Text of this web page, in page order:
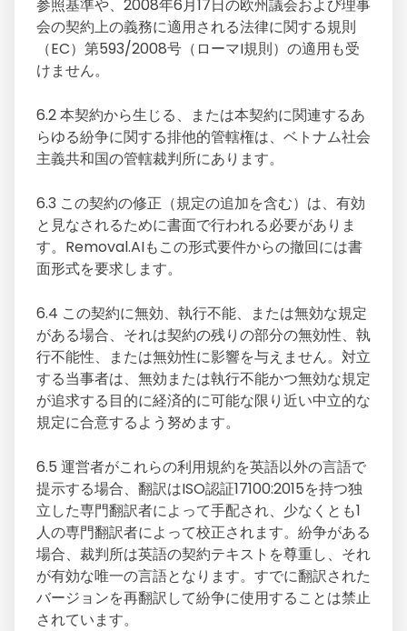
参照基準や、2008年6月17日の欧州議会および理事
会の契約上の義務に適用される法律に関する規則
（EC）第593/2008号（ローマI規則）の適用も受
けません。
6.2 本契約から生じる、または本契約に関連するあ
らゆる紛争に関する排他的管轄権は、ベトナム社会
主義共和国の管轄裁判所にあります。
6.3 この契約の修正（規定の追加を含む）は、有効
と見なされるために書面で行われる必要がありま
す。Removal.AIもこの形式要件からの撤回には書
面形式を要求します。
6.4 この契約に無効、執行不能、または無効な規定
がある場合、それは契約の残りの部分の無効性、執
行不能性、または無効性に影響を与えません。対立
する当事者は、無効または執行不能かつ無効な規定
が追求する目的に経済的に可能な限り近い中立的な
規定に合意するよう努めます。
6.5 運営者がこれらの利用規約を英語以外の言語で
提示する場合、翻訳はISO認証17100:2015を持つ独
立した専門翻訳者によって手配され、少なくとも1
人の専門翻訳者によって校正されます。紛争がある
場合、裁判所は英語の契約テキストを尊重し、それ
が有効な唯一の言語となります。すでに翻訳された
バージョンを再翻訳して紛争に使用することは禁止
されています。